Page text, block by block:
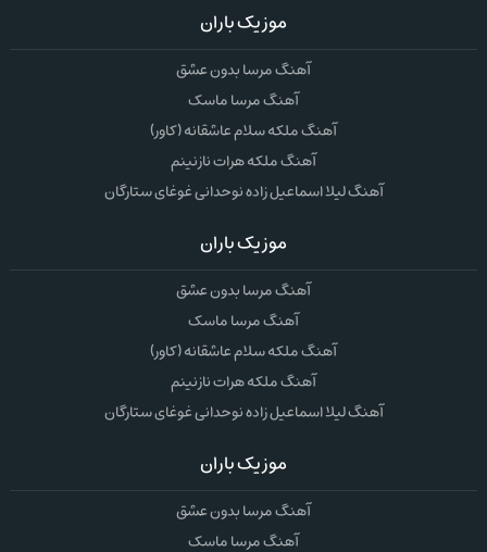
موزیک باران
آهنگ مرسا بدون عشق
آهنگ مرسا ماسک
آهنگ ملکه سلام عاشقانه (کاور)
آهنگ ملکه هرات نازنینم
آهنگ لیلا اسماعیل زاده نوحدانی غوغای ستارگان
موزیک باران
آهنگ مرسا بدون عشق
آهنگ مرسا ماسک
آهنگ ملکه سلام عاشقانه (کاور)
آهنگ ملکه هرات نازنینم
آهنگ لیلا اسماعیل زاده نوحدانی غوغای ستارگان
موزیک باران
آهنگ مرسا بدون عشق
آهنگ مرسا ماسک